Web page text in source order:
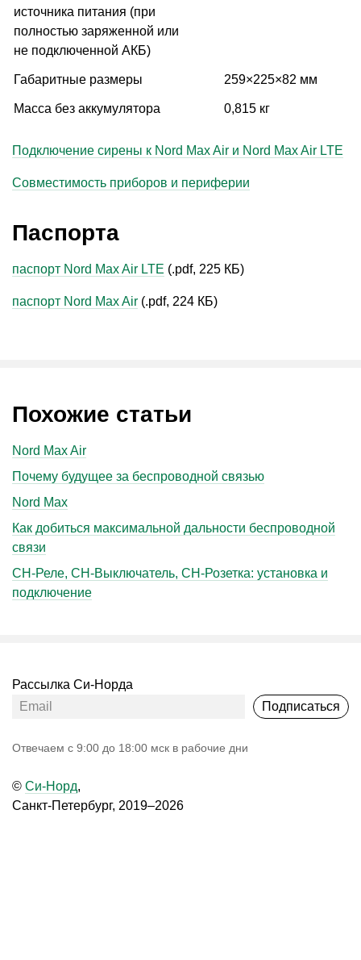
источника питания (при
полностью заряженной или
не подключенной АКБ)
Габаритные размеры 259×225×82 мм
Масса без аккумулятора 0,815 кг
Подключение сирены к Nord Max Air и Nord Max Air LTE
Совместимость приборов и периферии
Паспорта
паспорт Nord Max Air LTE (.pdf, 225 КБ)
паспорт Nord Max Air (.pdf, 224 КБ)
Похожие статьи
Nord Max Air
Почему будущее за беспроводной связью
Nord Max
Как добиться максимальной дальности беспроводной
связи
СН-Реле, СН-Выключатель, СН-Розетка: установка и
подключение
Рассылка Си-Норда
Подписаться
Oтвечаем с 9:00 до 18:00 мск в рабочие дни
© Си-Норд,
Санкт-Петербург, 2019–2026